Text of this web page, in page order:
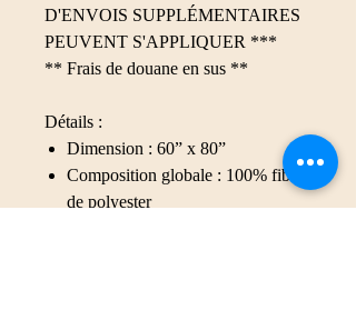
D'ENVOIS SUPPLÉMENTAIRES
PEUVENT S'APPLIQUER ***
** Frais de douane en sus **
Détails :
Dimension : 60” x 80”
Composition globale : 100% fibres
de polyester